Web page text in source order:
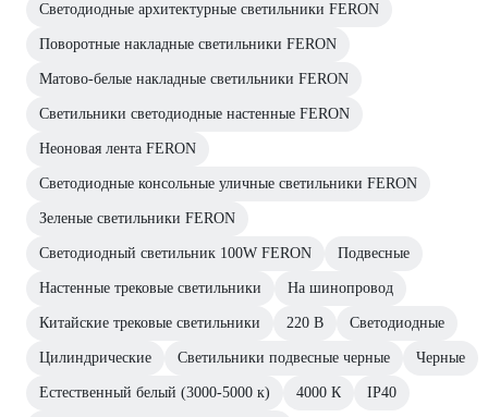
Светодиодные архитектурные светильники FERON
Поворотные накладные светильники FERON
Матово-белые накладные светильники FERON
Светильники светодиодные настенные FERON
Неоновая лента FERON
Светодиодные консольные уличные светильники FERON
Зеленые светильники FERON
Светодиодный светильник 100W FERON Подвесные
Настенные трековые светильники На шинопровод
Китайские трековые светильники 220 В Светодиодные
Цилиндрические Светильники подвесные черные Черные
Естественный белый (3000-5000 к) 4000 К IP40